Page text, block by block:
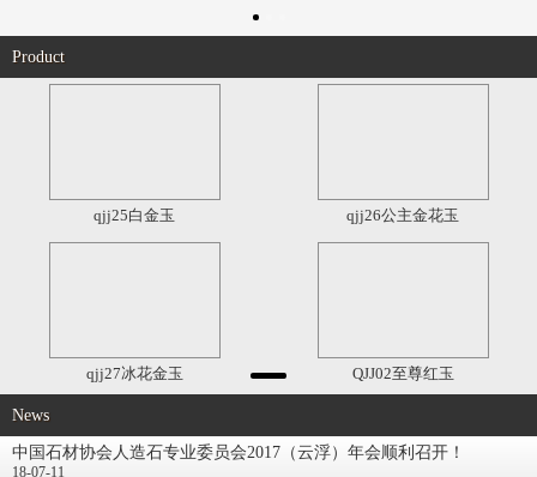
Product
qjj25白金玉 qjj26公主金花玉
qjj27冰花金玉 QJJ02至尊红玉
News
中国石材协会人造石专业委员会2017（云浮）年会顺利召开！
18-07-11